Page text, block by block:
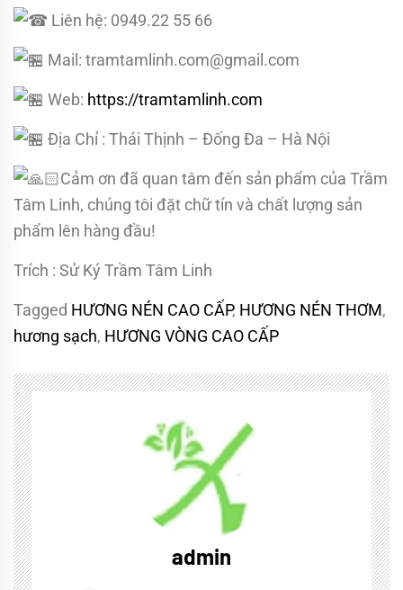
Liên hệ: 0949.22 55 66
Mail: tramtamlinh.com@gmail.com
Web: https://tramtamlinh.com
Địa Chỉ : Thái Thịnh – Đống Đa – Hà Nội
Cảm ơn đã quan tâm đến sản phẩm của Trầm
Tâm Linh, chúng tôi đặt chữ tín và chất lượng sản
phẩm lên hàng đầu!
Trích : Sử Ký Trầm Tâm Linh
Tagged HƯƠNG NÉN CAO CẤP, HƯƠNG NÉN THƠM,
hương sạch, HƯƠNG VÒNG CAO CẤP
admin